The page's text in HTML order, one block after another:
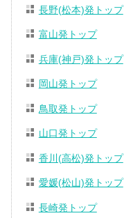
長野(松本)発トップ
富山発トップ
兵庫(神戸)発トップ
岡山発トップ
鳥取発トップ
山口発トップ
香川(高松)発トップ
愛媛(松山)発トップ
長崎発トップ